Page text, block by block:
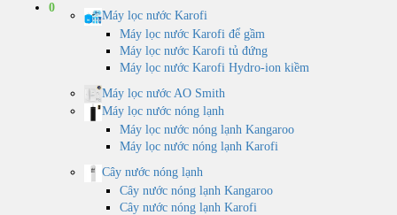
0
Máy lọc nước Karofi
Máy lọc nước Karofi để gầm
Máy lọc nước Karofi tủ đứng
Máy lọc nước Karofi Hydro-ion kiềm
Máy lọc nước AO Smith
Máy lọc nước nóng lạnh
Máy lọc nước nóng lạnh Kangaroo
Máy lọc nước nóng lạnh Karofi
Cây nước nóng lạnh
Cây nước nóng lạnh Kangaroo
Cây nước nóng lạnh Karofi